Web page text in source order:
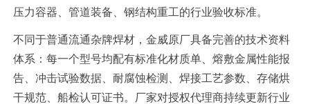
压力容器、管道装备、钢结构重工的行业验收标准。
不同于普通流通杂牌焊材，金威原厂具备完善的技术资料
体系：每一个型号均配有标准化材质单、熔敷金属性能报
告、冲击试验数据、耐腐蚀检测、焊接工艺参数、存储烘
干规范、船检认可证书。厂家对授权代理商持续更新行业